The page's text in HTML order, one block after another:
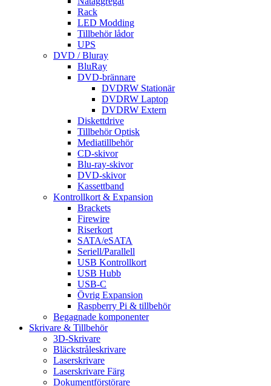
Rack
LED Modding
Tillbehör lådor
UPS
DVD / Bluray
BluRay
DVD-brännare
DVDRW Stationär
DVDRW Laptop
DVDRW Extern
Diskettdrive
Tillbehör Optisk
Mediatillbehör
CD-skivor
Blu-ray-skivor
DVD-skivor
Kassettband
Kontrollkort & Expansion
Brackets
Firewire
Riserkort
SATA/eSATA
Seriell/Parallell
USB Kontrollkort
USB Hubb
USB-C
Övrig Expansion
Raspberry Pi & tillbehör
Begagnade komponenter
Skrivare & Tillbehör
3D-Skrivare
Bläckstråleskrivare
Laserskrivare
Laserskrivare Färg
Dokumentförstörare